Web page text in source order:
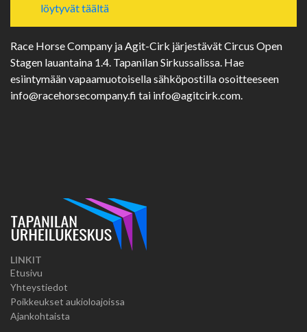
löytyvät täältä
Race Horse Company ja Agit-Cirk järjestävät Circus Open
Stagen lauantaina 1.4. Tapanilan Sirkussalissa. Hae
esiintymään vapaamuotoisella sähköpostilla osoitteeseen
info@racehorsecompany.fi tai info@agitcirk.com.
LINKIT
Etusivu
Yhteystiedot
Poikkeukset aukioloajoissa
Ajankohtaista